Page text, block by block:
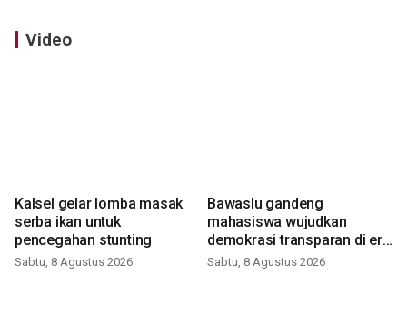
Video
Kalsel gelar lomba masak
serba ikan untuk
pencegahan stunting
Sabtu, 8 Agustus 2026
Bawaslu gandeng
mahasiswa wujudkan
demokrasi transparan di era
digital
Sabtu, 8 Agustus 2026